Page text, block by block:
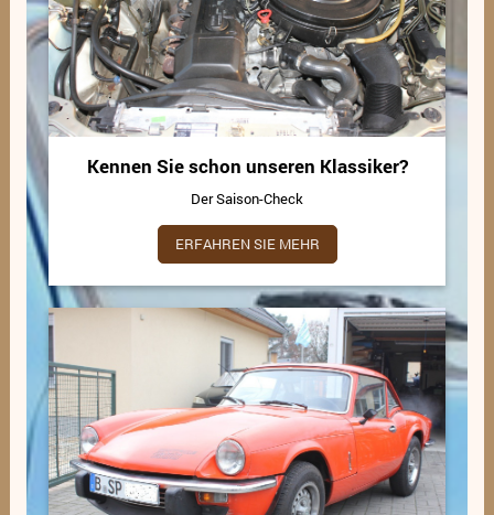
Kennen Sie schon unseren Klassiker?
Der Saison-Check
ERFAHREN SIE MEHR